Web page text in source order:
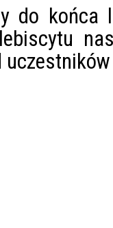
do końca